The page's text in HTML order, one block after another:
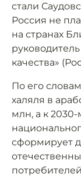
стали
Россия не
на странах
качества»
По его
халяля в
млн, а к
сформирует